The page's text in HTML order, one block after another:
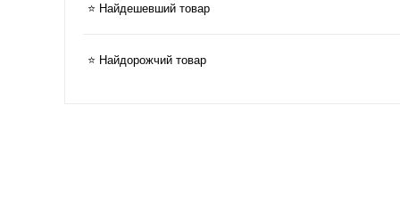
⭐ Найдешевший товар
⭐ Найдорожчий товар